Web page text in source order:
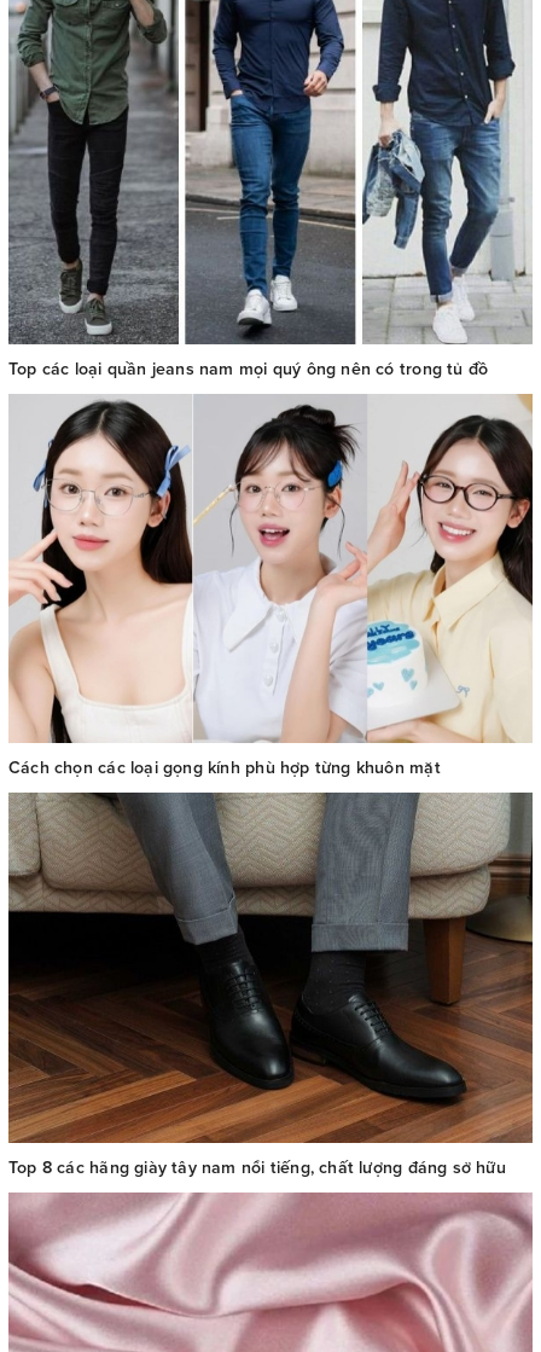
Top các loại quần jeans nam mọi quý ông nên có trong tủ đồ
Cách chọn các loại gọng kính phù hợp từng khuôn mặt
Top 8 các hãng giày tây nam nổi tiếng, chất lượng đáng sở hữu